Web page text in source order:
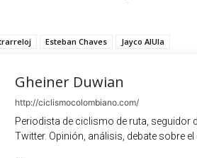
Esteban Chaves Jayco AlUla
Gheiner Duwian
http://ciclismocolombiano.com/
Periodista de ciclismo de ruta, seguidor
Twitter. Opinión, análisis, debate sobre el